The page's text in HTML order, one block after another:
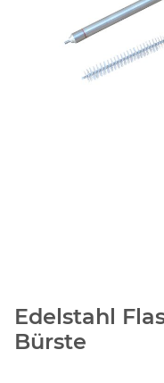
Edelstahl
Bürste